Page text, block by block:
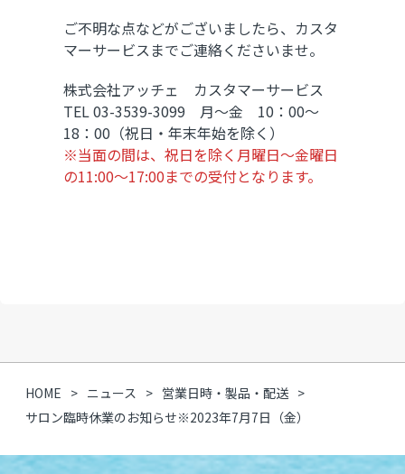
ご不明な点などがございましたら、カスタ
マーサービスまでご連絡くださいませ。
株式会社アッチェ カスタマーサービス
TEL 03-3539-3099 月～金 10：00～
18：00（祝日・年末年始を除く）
※当面の間は、祝日を除く月曜日～金曜日
の11:00～17:00までの受付となります。
HOME ニュース
営業日時・製品・配送
サロン臨時休業のお知らせ※2023年7月7日（金）